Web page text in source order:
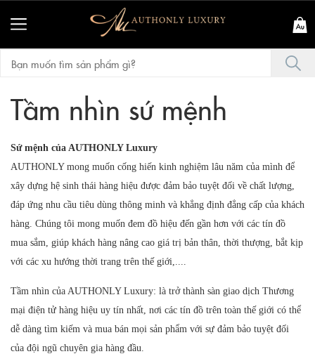
Tầm nhìn sứ mệnh
Sứ mệnh của AUTHONLY Luxury
AUTHONLY mong muốn cống hiến kinh nghiệm lâu năm của mình để
xây dựng hệ sinh thái hàng hiệu được đảm bảo tuyệt đối về chất lượng,
đáp ứng nhu cầu tiêu dùng thông minh và khẳng định đẳng cấp của khách
hàng. Chúng tôi mong muốn đem đồ hiệu đến gần hơn với các tín đồ
mua sắm, giúp khách hàng nâng cao giá trị bản thân, thời thượng, bắt kịp
với các xu hướng thời trang trên thế giới,....
Tầm nhìn của AUTHONLY Luxury: là trở thành sàn giao dịch Thương
mại điện tử hàng hiệu uy tín nhất, nơi các tín đồ trên toàn thế giới có thể
dễ dàng tìm kiếm và mua bán mọi sản phẩm với sự đảm bảo tuyệt đối
của đội ngũ chuyên gia hàng đầu.